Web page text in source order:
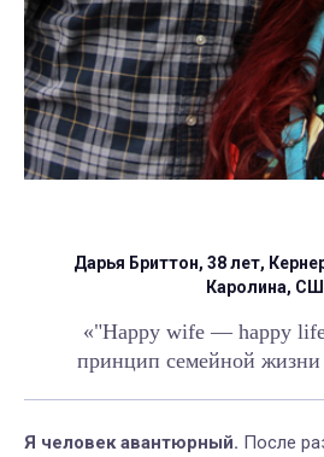
Дарья Бриттон, 38 лет,
Каролина,
«"Happy wife — happy
принцип семейной
Я человек авантюрный. После